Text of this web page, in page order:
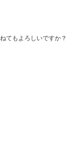
てもよろしいですか？